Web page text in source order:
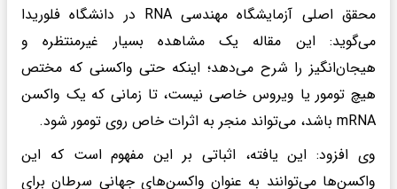
محقق اصلی آزمایشگاه مهندسی RNA در دانشگاه فلوریدا
می‌گوید: این مقاله یک مشاهده بسیار غیرمنتظره و
هیجان‌انگیز را شرح می‌دهد؛ اینکه حتی واکسنی که مختص
هیچ تومور یا ویروس خاصی نیست، تا زمانی که یک واکسن
mRNA باشد، می‌تواند منجر به اثرات خاص روی تومور شود.
وی افزود: این یافته، اثباتی بر این مفهوم است که این
واکسن‌ها می‌توانند به عنوان واکسن‌های جهانی سرطان برای